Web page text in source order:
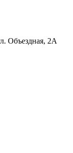
Объездная, 2А